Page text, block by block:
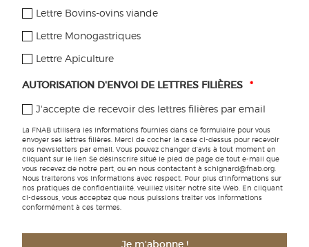
PROJET MENÉ PAR :
elfriede.stopper[at]bio-austria.at
CECI VOUS INTÉRESSERA
L’HORIZON DES POSSIBLES, UN FILM SUR LE
MARAÎCHAGE BIOLOGIQUE
Lettre Bovins-ovins viande
Lettre Monogastriques
Lettre Apiculture
AUTORISATION D'ENVOI DE LETTRES FILIÈRES *
J'accepte de recevoir des lettres filières par email
La FNAB utilisera les informations fournies dans ce formulaire pour vous
envoyer ses lettres filières. Merci de cocher la case ci-dessus pour recevoir
nos newsletters par email. Vous pouvez changer d'avis à tout moment en
cliquant sur le lien Se désinscrire situé le pied de page de tout e-mail que
vous recevez de notre part, ou en nous contactant à schignard@fnab.org.
Nous traiterons vos informations avec respect. Pour plus d'informations sur
nos pratiques de confidentialité, veuillez visiter notre site Web. En cliquant
ci-dessous, vous acceptez que nous puissions traiter vos informations
conformément à ces termes.
Je m'abonne !